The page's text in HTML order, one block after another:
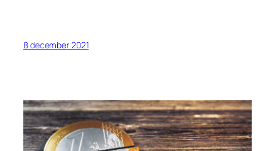
8 december 2021